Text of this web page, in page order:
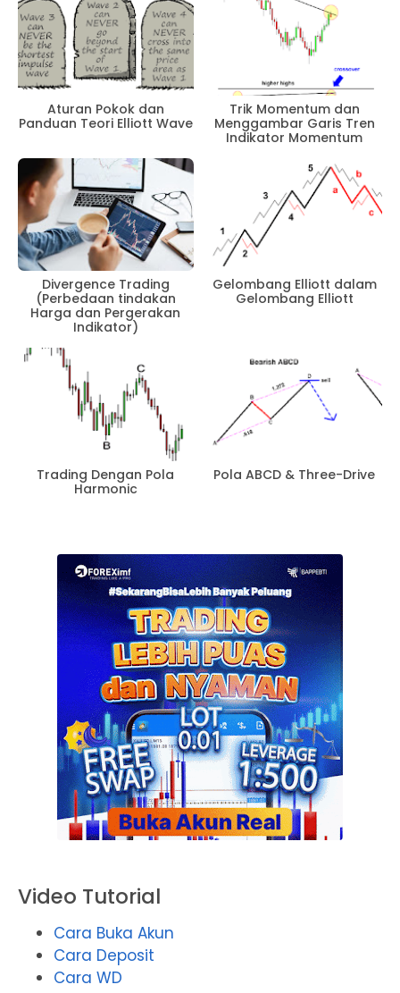
Aturan Pokok dan
Panduan Teori Elliott Wave
Trik Momentum dan
Menggambar Garis Tren
Indikator Momentum
Divergence Trading
(Perbedaan tindakan
Harga dan Pergerakan
Indikator)
Gelombang Elliott dalam
Gelombang Elliott
Trading Dengan Pola
Harmonic
Pola ABCD & Three-Drive
Video Tutorial
Cara Buka Akun
Cara Deposit
Cara WD